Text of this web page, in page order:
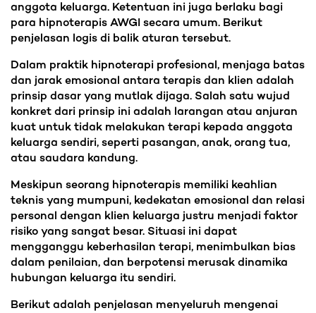
anggota keluarga. Ketentuan ini juga berlaku bagi
para hipnoterapis AWGI secara umum. Berikut
penjelasan logis di balik aturan tersebut.
Dalam praktik hipnoterapi profesional, menjaga batas
dan jarak emosional antara terapis dan klien adalah
prinsip dasar yang mutlak dijaga. Salah satu wujud
konkret dari prinsip ini adalah larangan atau anjuran
kuat untuk tidak melakukan terapi kepada anggota
keluarga sendiri, seperti pasangan, anak, orang tua,
atau saudara kandung.
Meskipun seorang hipnoterapis memiliki keahlian
teknis yang mumpuni, kedekatan emosional dan relasi
personal dengan klien keluarga justru menjadi faktor
risiko yang sangat besar. Situasi ini dapat
mengganggu keberhasilan terapi, menimbulkan bias
dalam penilaian, dan berpotensi merusak dinamika
hubungan keluarga itu sendiri.
Berikut adalah penjelasan menyeluruh mengenai